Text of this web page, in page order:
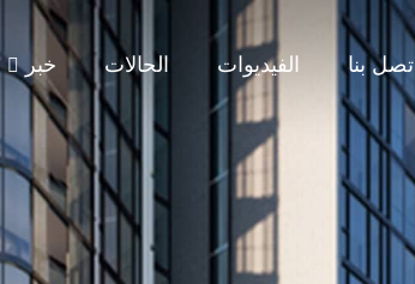
خبر الحالات الفيديوات اتصل بنا